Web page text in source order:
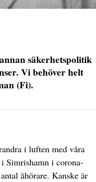
säkerhetspolitik
Vi behöver helt
(Fi).
i luften med våra
Simrishamn i corona-
åhörare. Kanske är